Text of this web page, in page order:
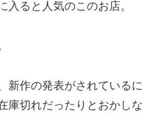
ると人気のこのお店。
新作の発表がされているに
庫切れだったりとおかしな